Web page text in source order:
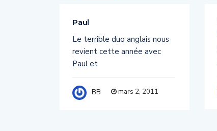
Paul
Le terrible duo anglais nous
revient cette année avec
Paul et
BB mars 2, 2011